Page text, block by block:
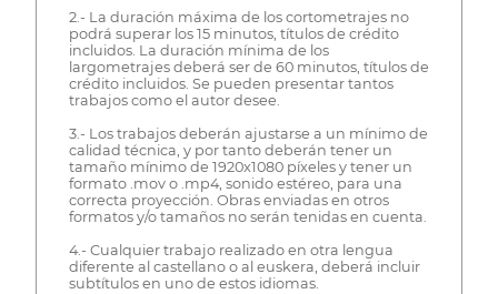
2.- La duración máxima de los cortometrajes no
podrá superar los 15 minutos, títulos de crédito
incluidos. La duración mínima de los
largometrajes deberá ser de 60 minutos, títulos de
crédito incluidos. Se pueden presentar tantos
trabajos como el autor desee.
3.- Los trabajos deberán ajustarse a un mínimo de
calidad técnica, y por tanto deberán tener un
tamaño mínimo de 1920x1080 píxeles y tener un
formato .mov o .mp4, sonido estéreo, para una
correcta proyección. Obras enviadas en otros
formatos y/o tamaños no serán tenidas en cuenta.
4.- Cualquier trabajo realizado en otra lengua
diferente al castellano o al euskera, deberá incluir
subtítulos en uno de estos idiomas.